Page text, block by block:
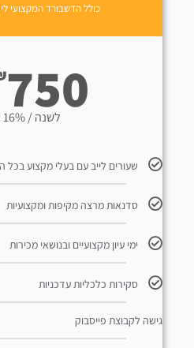
כולל הדשבורד המקצועי
750
לשנה / 16% הנחה
שעורים לייב עם בעלי מקצוע בכל
סדנאות מרצה מקיפות ומקצועיות
ימי עיון מקצועיים ובנושאי מכירות
סקירות כלכליות עדכניות
גישה לקבוצת פייסבוק